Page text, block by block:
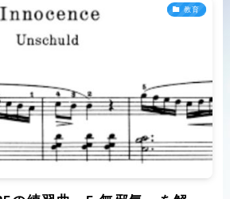
教育